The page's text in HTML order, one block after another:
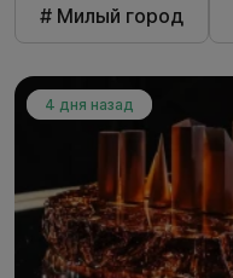
# Милый город
4 дня назад